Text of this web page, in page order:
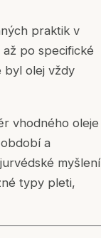
praktik v
po specifické
byl olej vždy
vhodného oleje
a
myšlení
typy pleti,